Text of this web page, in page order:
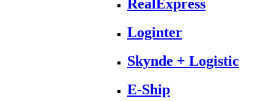
RealExpress
Loginter
Skynde + Logistic
E-Ship